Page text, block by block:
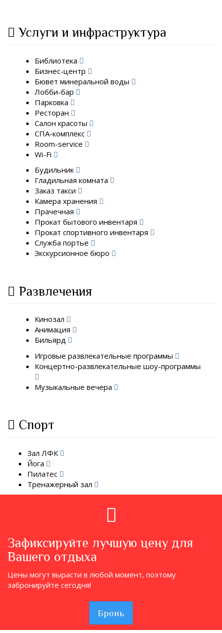
Услуги и инфраструктура
Библиотека
Бизнес-центр
Бювет минеральной воды
Лобби-бар
Парковка
Ресторан
Салон красоты
СПА-комплекс
Room-service
Wi-Fi
Будильник
Гладильная комната
Заказ такси
Камера хранения
Прачечная
Прокат бытового инвентаря
Прокат спортивного инвентаря
Служба портье
Экскурсионное бюро
Развлечения
Кинозал
Анимация
Бильярд
Игровые развлекательные программы
Концертно-развлекательные шоу-программы
Музыкальные вечера
Спорт
Зал ЛФК
Йога
Пилатес
Тренажерный зал
Зафиксируйте лучшую цену для
Вашего отдыха
Цены могут вырасти в любой момент, поэтому
забронируйте сегодня!
Бронь